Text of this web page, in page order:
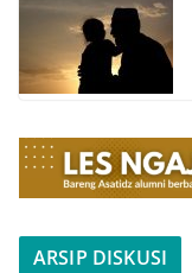
ARSIP DISKUSI